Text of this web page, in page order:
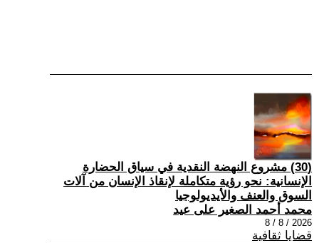
(30) مشروع النهضة النقدية في سياق الحضارة
الإنسانية: نحو رؤية متكاملة لإنقاذ الإنسان من آلات
السوق والعنف والأيديولوجيا
محمد أحمد الصغير على عيد
2026 / 8 / 8
قضايا ثقافية